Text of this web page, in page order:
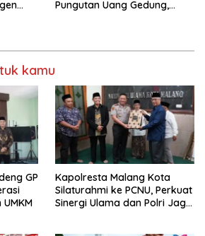
Pungutan Uang Gedung,
kamu
GP
Kapolresta Malang Kota
Silaturahmi ke PCNU, Perkuat
Sinergi Ulama dan Polri Jaga